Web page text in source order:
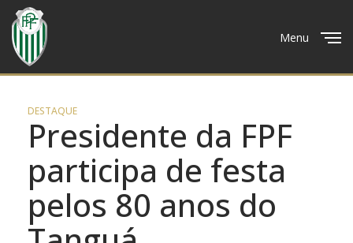
Menu
DESTAQUE
Presidente da FPF
participa de festa
pelos 80 anos do